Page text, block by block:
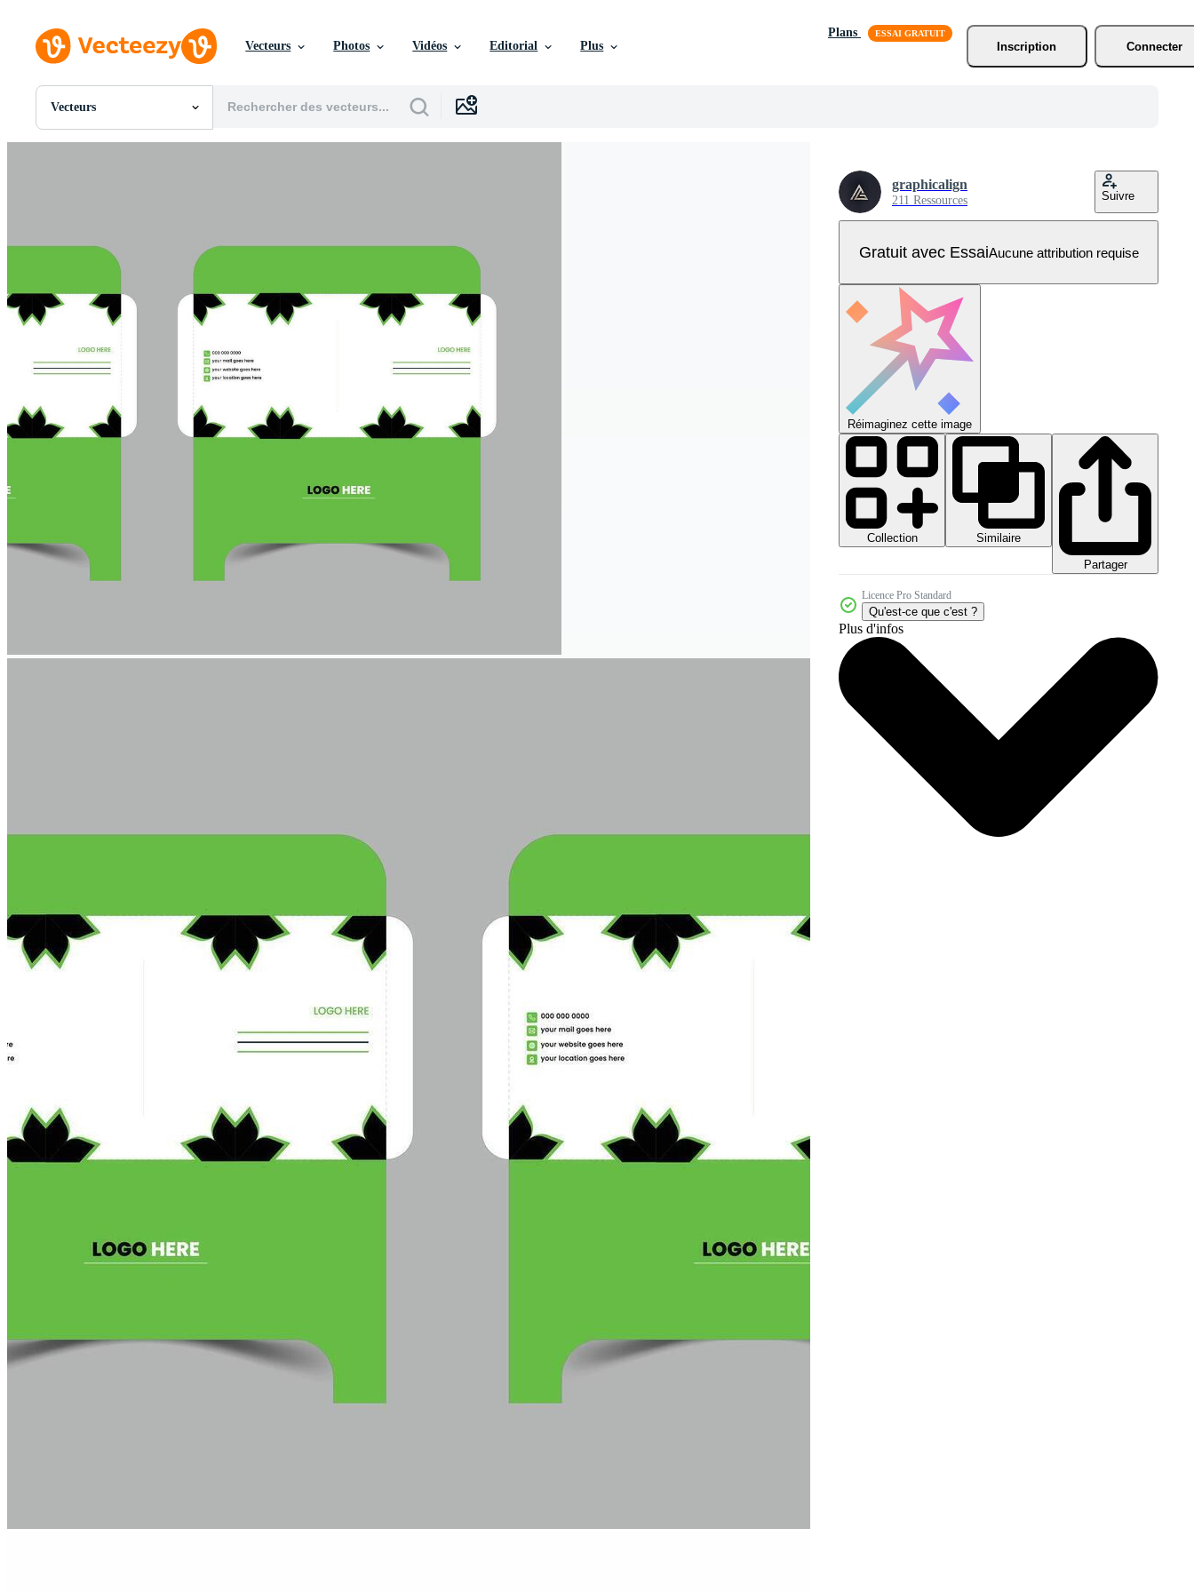
Vecteurs Photos Vidéos Editorial Plus
Plans
Inscription
Connecter
Vecteurs
Toutes Images
Images Éditoriales
Événements Éditoriaux
graphicalign
211 Ressources Suivre
Gratuit avec EssaiAucune attribution requise
Réimaginez cette image
Collection
Similaire
Partager
Licence Pro Standard
Qu'est-ce que c'est ?
Plus d'infos